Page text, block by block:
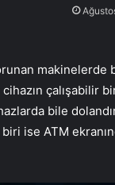
makinelerde
çalışabilir
bile
ise ATM